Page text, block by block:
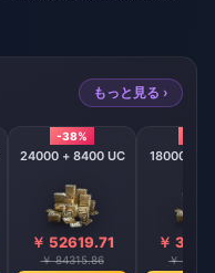
もっと見る ›
-38%
24000 + 8400 UC
￥ 52619.71
￥ 84315.86
18000 +
￥
￥